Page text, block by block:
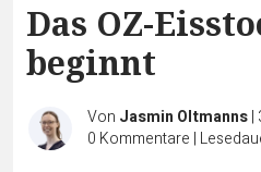
Das OZ-
beginnt
Von Jasmin Oltmanns|
0 Kommentare |